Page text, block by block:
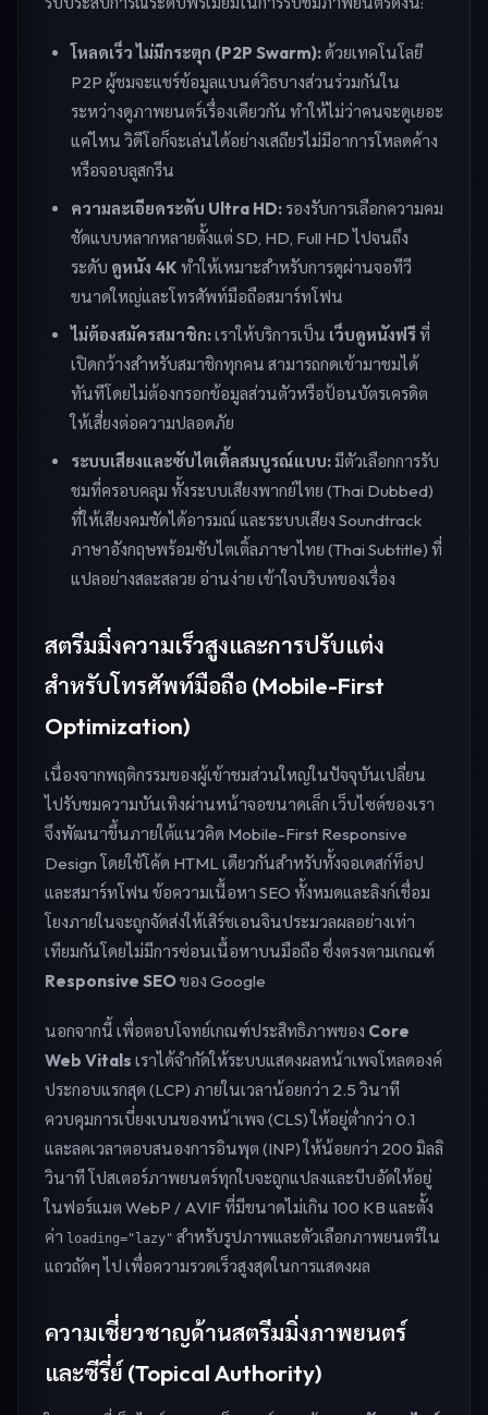
โหลดเร็ว ไม่มีกระตุก (P2P Swarm):ด้วยเทคโนโลยี
P2P ผู้ชมจะแชร์ข้อมูลแบนด์วิธบางส่วนร่วมกันใน
ระหว่างดูภาพยนตร์เรื่องเดียวกัน ทำให้ไม่ว่าคนจะดูเยอะ
แค่ไหน วิดีโอก็จะเล่นได้อย่างเสถียรไม่มีอาการโหลดค้าง
หรือจอบลูสกรีน
ความละเอียดระดับ Ultra HD: รองรับการเลือกความคม
ชัดแบบหลากหลายตั้งแต่ SD, HD, Full HD ไปจนถึง
ระดับ ดูหนัง 4K ทำให้เหมาะสำหรับการดูผ่านจอทีวี
ขนาดใหญ่และโทรศัพท์มือถือสมาร์ทโฟน
ไม่ต้องสมัครสมาชิก:เราให้บริการเป็น เว็บดูหนังฟรีที่
เปิดกว้างสำหรับสมาชิกทุกคน สามารถกดเข้ามาชมได้
ทันทีโดยไม่ต้องกรอกข้อมูลส่วนตัวหรือป้อนบัตรเครดิต
ให้เสี่ยงต่อความปลอดภัย
ระบบเสียงและซับไตเติ้ลสมบูรณ์แบบ:มีตัวเลือกการรับ
ชมที่ครอบคลุม ทั้งระบบเสียงพากย์ไทย (Thai Dubbed)
ที่ให้เสียงคมชัดได้อารมณ์ และระบบเสียง Soundtrack
ภาษาอังกฤษพร้อมซับไตเติ้ลภาษาไทย (Thai Subtitle) ที่
แปลอย่างสละสลวย อ่านง่าย เข้าใจบริบทของเรื่อง
สตรีมมิ่งความเร็วสูงและการปรับแต่ง
สำหรับโทรศัพท์มือถือ (Mobile-First
Optimization)
เนื่องจากพฤติกรรมของผู้เข้าชมส่วนใหญ่ในปัจจุบันเปลี่ยน
ไปรับชมความบันเทิงผ่านหน้าจอขนาดเล็ก เว็บไซต์ของเรา
จึงพัฒนาขึ้นภายใต้แนวคิด Mobile-First Responsive
Design โดยใช้โค้ด HTML เดียวกันสำหรับทั้งจอเดสก์ท็อป
และสมาร์ทโฟน ข้อความเนื้อหา SEO ทั้งหมดและลิงก์เชื่อม
โยงภายในจะถูกจัดส่งให้เสิร์ชเอนจินประมวลผลอย่างเท่า
เทียมกันโดยไม่มีการซ่อนเนื้อหาบนมือถือ ซึ่งตรงตามเกณฑ์
Responsive SEOของ Google
นอกจากนี้ เพื่อตอบโจทย์เกณฑ์ประสิทธิภาพของ Core
Web Vitals เราได้จำกัดให้ระบบแสดงผลหน้าเพจโหลดองค์
ประกอบแรกสุด (LCP) ภายในเวลาน้อยกว่า 2.5 วินาที
ควบคุมการเบี่ยงเบนของหน้าเพจ (CLS) ให้อยู่ต่ำกว่า 0.1
และลดเวลาตอบสนองการอินพุต (INP) ให้น้อยกว่า 200 มิลลิ
วินาที โปสเตอร์ภาพยนตร์ทุกใบจะถูกแปลงและบีบอัดให้อยู่
ในฟอร์แมต WebP / AVIF ที่มีขนาดไม่เกิน 100 KB และตั้ง
ค่า loading="lazy" สำหรับรูปภาพและตัวเลือกภาพยนตร์ใน
แถวถัดๆ ไป เพื่อความรวดเร็วสูงสุดในการแสดงผล
ความเชี่ยวชาญด้านสตรีมมิ่งภาพยนตร์
และซีรี่ย์ (Topical Authority)